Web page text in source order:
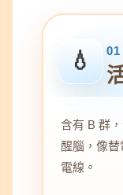
💧
含有 B 群
醒腦，像
電線。